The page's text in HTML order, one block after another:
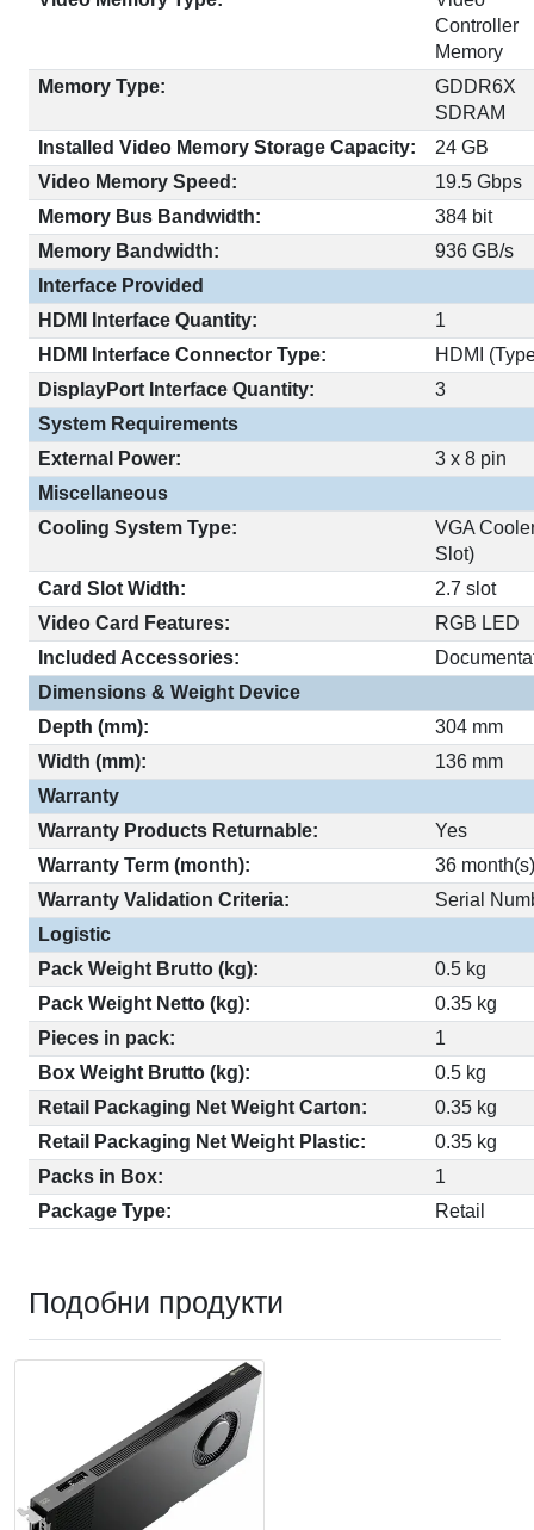
Controller
Memory
Memory Type:
GDDR6X
SDRAM
Installed Video Memory Storage Capacity:
24 GB
Video Memory Speed:
19.5 Gbps
Memory Bus Bandwidth:
384 bit
Memory Bandwidth:
936 GB/s
Interface Provided
HDMI Interface Quantity:
1
HDMI Interface Connector Type:
HDMI
DisplayPort Interface Quantity:
3
System Requirements
External Power:
3 x 8 pin
Miscellaneous
Cooling System Type:
VGA
Slot)
Card Slot Width:
2.7 slot
Video Card Features:
RGB LED
Included Accessories:
Dimensions & Weight Device
Depth (mm):
304 mm
Width (mm):
136 mm
Warranty
Warranty Products Returnable:
Yes
Warranty Term (month):
36
Warranty Validation Criteria:
Serial
Logistic
Pack Weight Brutto (kg):
0.5 kg
Pack Weight Netto (kg):
0.35 kg
Pieces in pack:
1
Box Weight Brutto (kg):
0.5 kg
Retail Packaging Net Weight Carton:
0.35 kg
Retail Packaging Net Weight Plastic:
0.35 kg
Packs in Box:
1
Package Type:
Retail
Подобни продукти